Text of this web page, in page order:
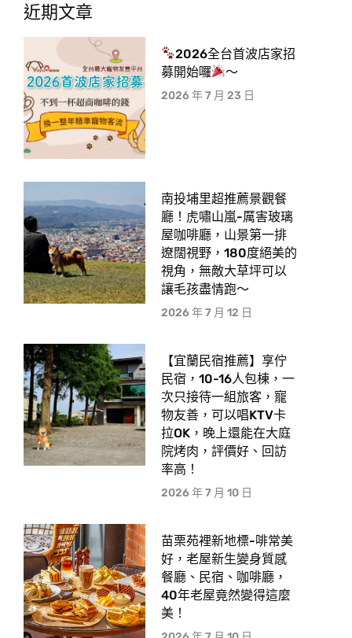
近期文章
2026全台首波店家招
募開始囉
～
2026 年 7 月 23 日
南投埔里超推薦景觀餐
廳！虎嘯山嵐-厲害玻璃
屋咖啡廳，山景第一排
遼闊視野，180度絕美的
視角，無敵大草坪可以
讓毛孩盡情跑〜
2026 年 7 月 12 日
【宜蘭民宿推薦】享佇
民宿，10-16人包棟，一
次只接待一組旅客，寵
物友善，可以唱KTV卡
拉OK，晚上還能在大庭
院烤肉，評價好、回訪
率高！
2026 年 7 月 10 日
苗栗苑裡新地標-啡常美
好，老屋新生變身質感
餐廳、民宿、咖啡廳，
40年老屋竟然變得這麼
美！